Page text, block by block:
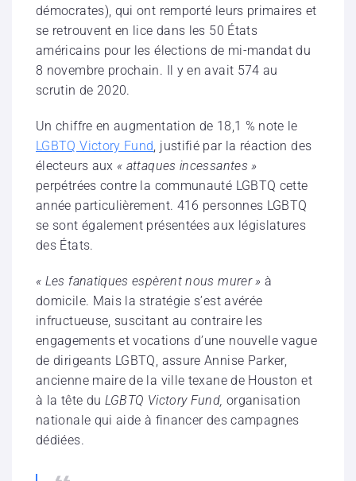
démocrates), qui ont remporté leurs primaires et
se retrouvent en lice dans les 50 États
américains pour les élections de mi-mandat du
8 novembre prochain. Il y en avait 574 au
scrutin de 2020.
Un chiffre en augmentation de 18,1 % note le
LGBTQ Victory Fund, justifié par la réaction des
électeurs aux « attaques incessantes »
perpétrées contre la communauté LGBTQ cette
année particulièrement. 416 personnes LGBTQ
se sont également présentées aux législatures
des États.
« Les fanatiques espèrent nous murer » à
domicile. Mais la stratégie s’est avérée
infructueuse, suscitant au contraire les
engagements et vocations d’une nouvelle vague
de dirigeants LGBTQ, assure Annise Parker,
ancienne maire de la ville texane de Houston et
à la tête du LGBTQ Victory Fund, organisation
nationale qui aide à financer des campagnes
dédiées.